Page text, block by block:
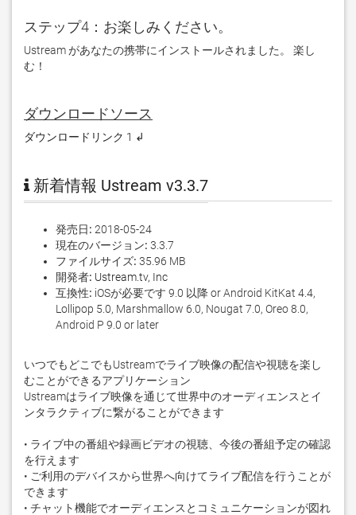
ステップ4：お楽しみください。
Ustream があなたの携帯にインストールされました。 楽し
む！
ダウンロードソース
ダウンロードリンク 1 ↲
新着情報 Ustream v3.3.7
発売日: 2018-05-24
現在のバージョン: 3.3.7
ファイルサイズ: 35.96 MB
開発者: Ustream.tv, Inc
互換性: iOSが必要です 9.0 以降 or Android KitKat 4.4,
Lollipop 5.0, Marshmallow 6.0, Nougat 7.0, Oreo 8.0,
Android P 9.0 or later
いつでもどこでもUstreamでライブ映像の配信や視聴を楽し
むことができるアプリケーション
Ustreamはライブ映像を通じて世界中のオーディエンスとイ
ンタラクティブに繋がることができます
• ライブ中の番組や録画ビデオの視聴、今後の番組予定の確認
を行えます
• ご利用のデバイスから世界へ向けてライブ配信を行うことが
できます
• チャット機能でオーディエンスとコミュニケーションが図れ